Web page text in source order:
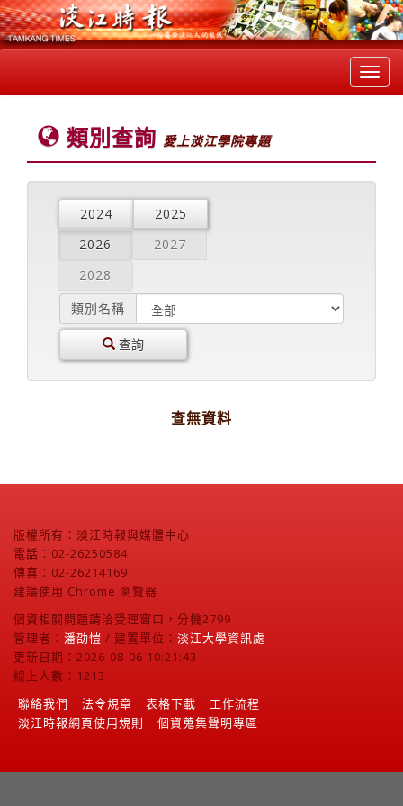
類別查詢 愛上淡江學院專題
2024
2025
2026
2027
2028
類別名稱
查詢
查無資料
版權所有：淡江時報與媒體中心
電話：02-26250584
傳真：02-26214169
建議使用 Chrome 瀏覽器
個資相關問題請洽受理窗口，分機2799
管理者： 潘劭愷 / 建置單位： 淡江大學資訊處
更新日期：2026-08-06 10:21:43
線上人數：1213
聯絡我們
法令規章 表格下載
工作流程
淡江時報網頁使用規則
個資蒐集聲明專區